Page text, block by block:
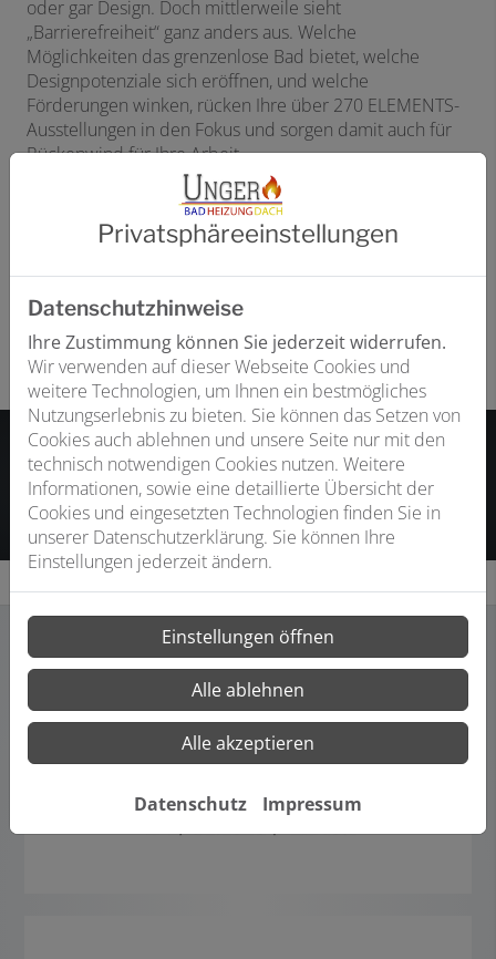
oder gar Design. Doch mittlerweile sieht
„Barrierefreiheit“ ganz anders aus. Welche
Möglichkeiten das grenzenlose Bad bietet, welche
Designpotenziale sich eröffnen, und welche
Förderungen winken, rücken Ihre über 270 ELEMENTS-
Ausstellungen in den Fokus und sorgen damit auch für
Rückenwind für Ihre Arbeit.
Mehr Infos direkt bei ELEMENTS
Hier entlang
In Ihrer ELEMENTS-Ausstellung ansehen
Ausstellung in Ihrer Nähe finden
ERHÄLTLICH BEI ELEMENTS
Privatsphäre­einstellungen
Datenschutzhinweise
Ihre Zustimmung können Sie jederzeit widerrufen.
Wir verwenden auf dieser Webseite Cookies und
weitere Technologien, um Ihnen ein bestmögliches
Nutzungserlebnis zu bieten. Sie können das Setzen von
Cookies auch ablehnen und unsere Seite nur mit den
technisch notwendigen Cookies nutzen. Weitere
Informationen, sowie eine detaillierte Übersicht der
Cookies und eingesetzten Technologien finden Sie in
unserer Datenschutzerklärung. Sie können Ihre
Einstellungen jederzeit ändern.
Einstellungen öffnen
Alle ablehnen
Alle akzeptieren
Datenschutz Impressum